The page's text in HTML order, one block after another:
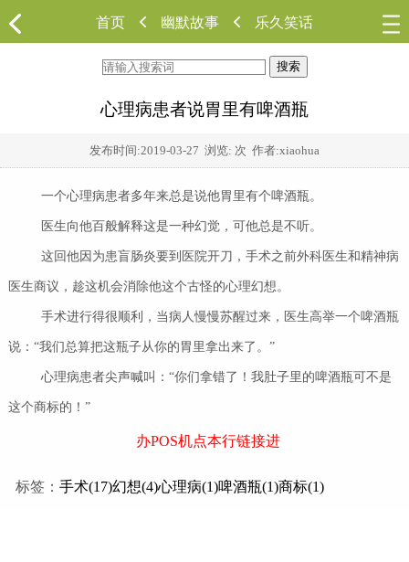
首页 幽默故事 乐久笑话
搜索
心理病患者说胃里有啤酒瓶
发布时间:2019-03-27 浏览: 次 作者:xiaohua
一个心理病患者多年来总是说他胃里有个啤酒瓶。
医生向他百般解释这是一种幻觉，可他总是不听。
这回他因为患盲肠炎要到医院开刀，手术之前外科医生和精神病
医生商议，趁这机会消除他这个古怪的心理幻想。
手术进行得很顺利，当病人慢慢苏醒过来，医生高举一个啤酒瓶
说：“我们总算把这瓶子从你的胃里拿出来了。”
心理病患者尖声喊叫：“你们拿错了！我肚子里的啤酒瓶可不是
这个商标的！”
办POS机点本行链接进
标签： 手术(17)幻想(4)心理病(1)啤酒瓶(1)商标(1)